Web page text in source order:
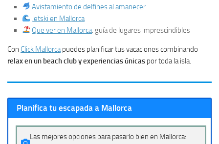
Avistamiento de delfines al amanecer
Jetski en Mallorca
Que ver en Mallorca: guía de lugares imprescindibles
Con Click Mallorcapuedes planificar tus vacaciones combinando
relax en un beach club y experiencias únicas por toda la isla.
Planifica tu escapada a Mallorca
Las mejores opciones para pasarlo bien en Mallorca: